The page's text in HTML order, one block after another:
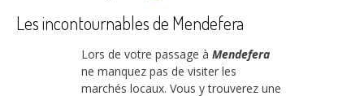
Les incontournables de Mendefera
Lors de votre passage à Mendefera
ne manquez pas de visiter les
marchés locaux. Vous y trouverez une